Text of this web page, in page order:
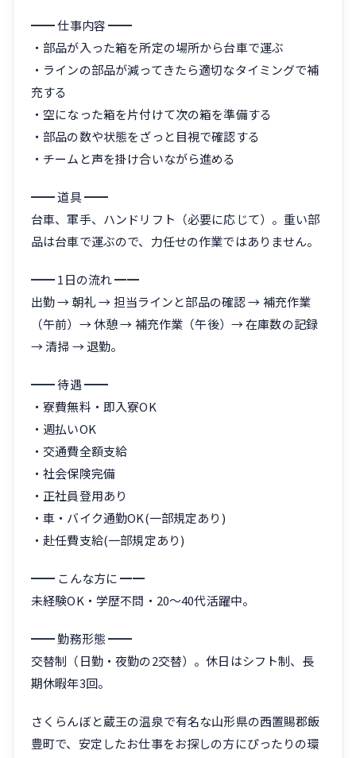
━━ 仕事内容 ━━
・部品が入った箱を所定の場所から台車で運ぶ
・ラインの部品が減ってきたら適切なタイミングで補
充する
・空になった箱を片付けて次の箱を準備する
・部品の数や状態をざっと目視で確認する
・チームと声を掛け合いながら進める
━━ 道具 ━━
台車、軍手、ハンドリフト（必要に応じて）。重い部
品は台車で運ぶので、力任せの作業ではありません。
━━ 1日の流れ ━━
出勤 → 朝礼 → 担当ラインと部品の確認 → 補充作業
（午前）→ 休憩 → 補充作業（午後）→ 在庫数の記録
→ 清掃 → 退勤。
━━ 待遇 ━━
・寮費無料・即入寮OK
・週払いOK
・交通費全額支給
・社会保険完備
・正社員登用あり
・車・バイク通勤OK(一部規定あり)
・赴任費支給(一部規定あり)
━━ こんな方に ━━
未経験OK・学歴不問・20〜40代活躍中。
━━ 勤務形態 ━━
交替制（日勤・夜勤の2交替）。休日はシフト制、長
期休暇年3回。
さくらんぼと蔵王の温泉で有名な山形県の西置賜郡飯
豊町で、安定したお仕事をお探しの方にぴったりの環